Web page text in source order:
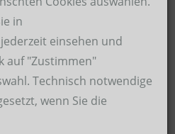
in
jederzeit einsehen und
auf "Zustimmen"
Technisch notwendige
wenn Sie die
GmbH – HIRE
w/d)